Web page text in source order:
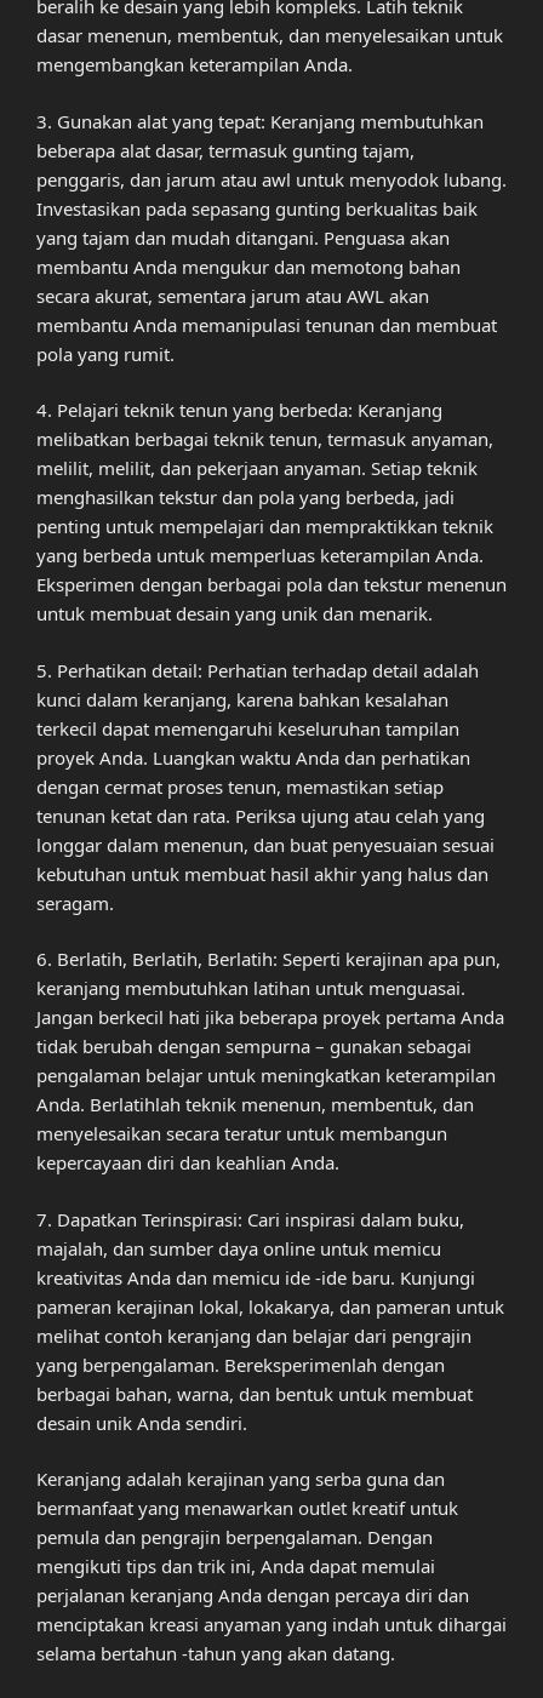
beralih ke desain yang lebih kompleks. Latih teknik
dasar menenun, membentuk, dan menyelesaikan untuk
mengembangkan keterampilan Anda.
3. Gunakan alat yang tepat: Keranjang membutuhkan
beberapa alat dasar, termasuk gunting tajam,
penggaris, dan jarum atau awl untuk menyodok lubang.
Investasikan pada sepasang gunting berkualitas baik
yang tajam dan mudah ditangani. Penguasa akan
membantu Anda mengukur dan memotong bahan
secara akurat, sementara jarum atau AWL akan
membantu Anda memanipulasi tenunan dan membuat
pola yang rumit.
4. Pelajari teknik tenun yang berbeda: Keranjang
melibatkan berbagai teknik tenun, termasuk anyaman,
melilit, melilit, dan pekerjaan anyaman. Setiap teknik
menghasilkan tekstur dan pola yang berbeda, jadi
penting untuk mempelajari dan mempraktikkan teknik
yang berbeda untuk memperluas keterampilan Anda.
Eksperimen dengan berbagai pola dan tekstur menenun
untuk membuat desain yang unik dan menarik.
5. Perhatikan detail: Perhatian terhadap detail adalah
kunci dalam keranjang, karena bahkan kesalahan
terkecil dapat memengaruhi keseluruhan tampilan
proyek Anda. Luangkan waktu Anda dan perhatikan
dengan cermat proses tenun, memastikan setiap
tenunan ketat dan rata. Periksa ujung atau celah yang
longgar dalam menenun, dan buat penyesuaian sesuai
kebutuhan untuk membuat hasil akhir yang halus dan
seragam.
6. Berlatih, Berlatih, Berlatih: Seperti kerajinan apa pun,
keranjang membutuhkan latihan untuk menguasai.
Jangan berkecil hati jika beberapa proyek pertama Anda
tidak berubah dengan sempurna – gunakan sebagai
pengalaman belajar untuk meningkatkan keterampilan
Anda. Berlatihlah teknik menenun, membentuk, dan
menyelesaikan secara teratur untuk membangun
kepercayaan diri dan keahlian Anda.
7. Dapatkan Terinspirasi: Cari inspirasi dalam buku,
majalah, dan sumber daya online untuk memicu
kreativitas Anda dan memicu ide -ide baru. Kunjungi
pameran kerajinan lokal, lokakarya, dan pameran untuk
melihat contoh keranjang dan belajar dari pengrajin
yang berpengalaman. Bereksperimenlah dengan
berbagai bahan, warna, dan bentuk untuk membuat
desain unik Anda sendiri.
Keranjang adalah kerajinan yang serba guna dan
bermanfaat yang menawarkan outlet kreatif untuk
pemula dan pengrajin berpengalaman. Dengan
mengikuti tips dan trik ini, Anda dapat memulai
perjalanan keranjang Anda dengan percaya diri dan
menciptakan kreasi anyaman yang indah untuk dihargai
selama bertahun -tahun yang akan datang.